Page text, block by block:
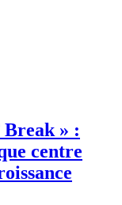
Break » :
centre